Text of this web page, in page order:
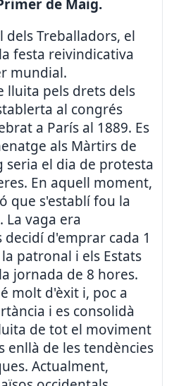
de Maig.
dels Treballadors, el
festa reivindicativa
mundial.
lluita pels drets dels
al congrés
a París al 1889. Es
als Màrtirs de
seria el dia de protesta
En aquell moment,
que s'establí fou la
La vaga era
d'emprar cada 1
patronal i els Estats
jornada de 8 hores.
molt d'èxit i, poc a
i es consolidà
de tot el moviment
enllà de les tendències
Actualment,